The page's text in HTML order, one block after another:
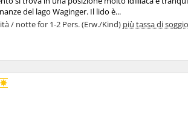
del lago Waginger. Il lido è...
/ notte for 1-2 Pers. (Erw./Kind) più tassa di